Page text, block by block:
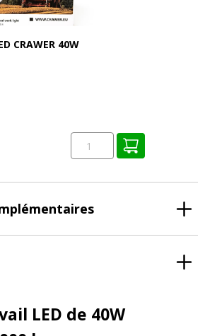
CRAWER 40W
LED de 40W